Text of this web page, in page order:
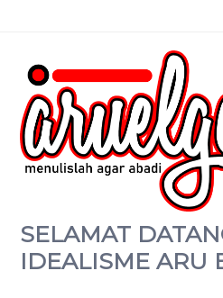
SELAMAT
IDEALISME ARU